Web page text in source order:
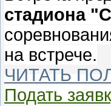
стадиона
на встрече.
ЧИТАТЬ
Подать